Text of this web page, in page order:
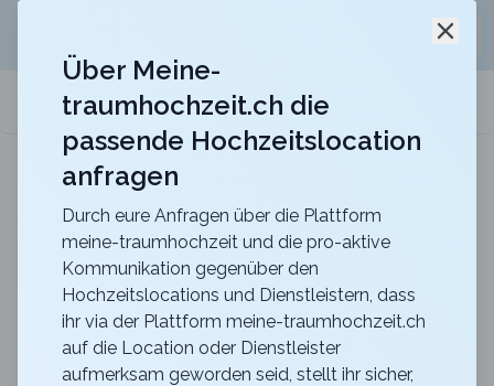
meine-traumhochzeit.ch
b_smart hotel Schönenwerd
Für ein zauberhaftes Hochzeitsfest
Zurück zur Suche
Zehntenhaus beim Schloss
Elgg
Über Meine-
traumhochzeit.ch die
passende Hochzeitslocation
anfragen
Durch eure Anfragen über die Plattform
meine-traumhochzeit und die pro-aktive
Kommunikation gegenüber den
Hochzeitslocations und Dienstleistern, dass
ihr via der Plattform meine-traumhochzeit.ch
auf die Location oder Dienstleister
aufmerksam geworden seid, stellt ihr sicher,